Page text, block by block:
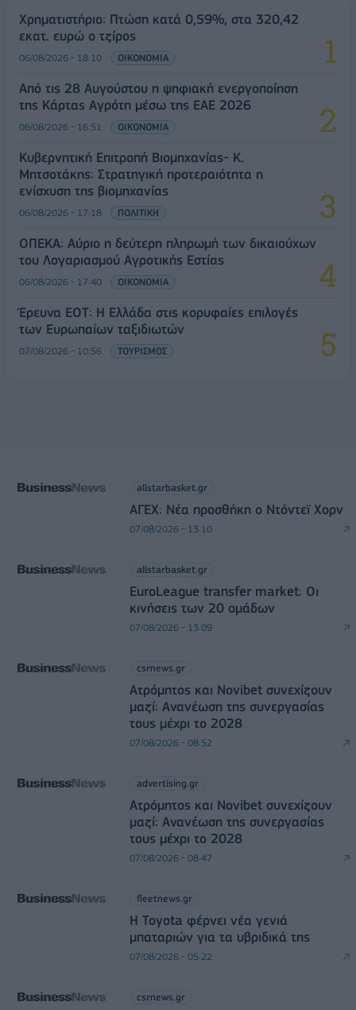
Χρηματιστήριο: Πτώση κατά 0,59%, στα 320,42
εκατ. ευρώ ο τζίρος
06/08/2026 - 18:10 ΟΙΚΟΝΟΜΙΑ
Από τις 28 Αυγούστου η ψηφιακή ενεργοποίηση
της Κάρτας Αγρότη μέσω της ΕΑΕ 2026
06/08/2026 - 16:51 ΟΙΚΟΝΟΜΙΑ
Κυβερνητική Επιτροπή Βιομηχανίας- Κ.
Μητσοτάκης: Στρατηγική προτεραιότητα η
ενίσχυση της βιομηχανίας
06/08/2026 - 17:18 ΠΟΛΙΤΙΚΗ
ΟΠΕΚΑ: Αύριο η δεύτερη πληρωμή των δικαιούχων
του Λογαριασμού Αγροτικής Εστίας
06/08/2026 - 17:40 ΟΙΚΟΝΟΜΙΑ
Έρευνα ΕΟΤ: Η Ελλάδα στις κορυφαίες επιλογές
των Ευρωπαίων ταξιδιωτών
07/08/2026 - 10:56 ΤΟΥΡΙΣΜΟΣ
allstarbasket.gr
ΑΓΕΧ: Νέα προσθήκη ο Ντόντεϊ Χορν
07/08/2026 - 13:10
allstarbasket.gr
EuroLeague transfer market: Οι
κινήσεις των 20 ομάδων
07/08/2026 - 13:09
csrnews.gr
Ατρόμητος και Novibet συνεχίζουν
μαζί: Ανανέωση της συνεργασίας
τους μέχρι το 2028
07/08/2026 - 08:52
advertising.gr
Ατρόμητος και Novibet συνεχίζουν
μαζί: Ανανέωση της συνεργασίας
τους μέχρι το 2028
07/08/2026 - 08:47
fleetnews.gr
Η Toyota φέρνει νέα γενιά
μπαταριών για τα υβριδικά της
07/08/2026 - 05:22
csrnews.gr